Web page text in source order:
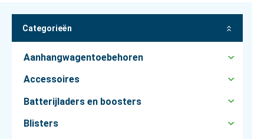
Categorieën
Aanhangwagentoebehoren
Accessoires
Batterijladers en boosters
Blisters